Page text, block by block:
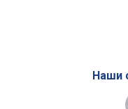
Наши